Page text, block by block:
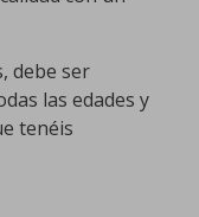
debe ser
las edades y
tenéis